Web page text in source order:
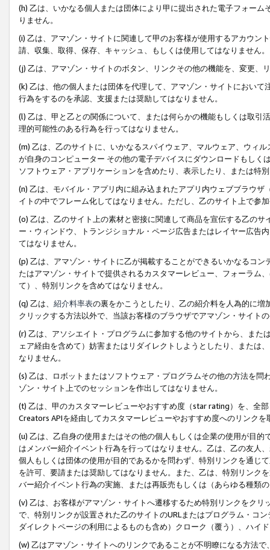
(h) 乙は、いかなる個人または団体により甲に提出された電子フォー
りません。
(i) 乙は、アマゾン・サイトに関連して甲のお客様が使用するアカウン
請、収集、取得、保存、キャッシュ、もしくは使用してはなりません。
(j) 乙は、アマゾン・サイトのボタン、リンクその他の機能を、変更、
(k) 乙は、他の個人または団体を代理して、アマゾン・サイトにおい
行為をするのを承認、支援または奨励してはなりません。
(l) 乙は、甲と乙との関係について、または何らかの機能もしくは取
理的可能性のある行為を行ってはなりません。
(m) 乙は、乙のサイトに、いかなるスパイウェア、マルウェア、ウィ
が自身のコンピューター その他の電子デバイスにダウンロードもし
ソフトウェア・アプリケーションを含めたり、表示したり、または特
(n) 乙は、モバイル・アプリ内に組み込まれたアプリ内ウェブブラウ
イトの中でフレーム化してはなりません。ただし、乙のサイト上で参
(o) 乙は、乙のサイト上の素材と密接に関連して商品を宣伝する乙の
ー・ウィンドウ、トランジショナル・ページ広告またはレイヤー広告
てはなりません。
(p) 乙は、アマゾン・サイトに乙が掲載することができるいかなるコ
たはアマゾン・サイトで提供されるカスタマーレビュー、フォーラム
て）、特別リンクを含めてはなりません。
(q) 乙は、 紹介料率表の裏をかこうとしたり、乙の紹介料を人為的に
クリックする方法以外で、当該お客様のブラウザでアマゾン・サイト
(r) 乙は、アソシエイト・プログラムに参加する他のサイトから、ま
ェア経由を含めて）妨害またはリダイレクトしようとしたり、または
なりません。
(s) 乙は、ロボットまたはソフトウェア・プログラムその他の方法を
ゾン・サイト上でのセッションを作出してはなりません。
(t) 乙は、甲のカスタマーレビューやおすすめ度（star rating）を、全
Creators APIを経由してカスタマーレビューやおすすめ度へのリンクを
(u) 乙は、乙自身の使用またはその他の個人もしくは企業の使用が目
はメンバー紹介イベント行為を行ってはなりません。乙は、乙の友人
個人もしくは団体の使用が目的であるかを問わず、特別リンクを通じ
を許可、要請または奨励してはなりません。また、乙は、特別リンク
バー紹介イベント行為の実施、または再販売もしくは（あらゆる種類
(v) 乙は、お客様がアマゾン・サイトへ遷移するため特別リンクをク
で、特別リンクが設置された乙のサイトのURLまたはプログラム・コ
ダイレクトページの利用によるものも含め）クローク（覆う）、ハイ
(w) 乙はアマゾン・サイトへのリンクであることが不明瞭になる方法